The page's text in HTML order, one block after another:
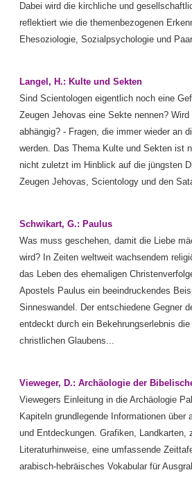
Dabei wird die kirchliche und
reflektiert wie die themenbezogenen
Ehesoziologie, Sozialpsychologie und
Langel, H.: Kulte und Sekten
Sind Scientologen eigentlich noch eine
Zeugen Jehovas eine Sekte nennen?
abhängig? - Fragen, die immer wieder an
werden. Das Thema Kulte und Sekten ist
nicht zuletzt im Hinblick auf die jüngsten
Zeugen Jehovas, Scientology und den
Schwikart, G.: Paulus
Was muss geschehen, damit die Liebe
wird? In Zeiten weltweit wachsendem
das Leben des ehemaligen
Apostels Paulus ein beeindruckendes
Sinneswandel. Der entschiedene Gegner
entdeckt durch ein Bekehrungserlebnis
christlichen Glaubens...
Vieweger, D.: Archäologie der
Viewegers Einleitung in die Archäologie
Kapiteln grundlegende Informationen über
und Entdeckungen. Grafiken, Landkarten,
Literaturhinweise, eine umfassende
arabisch-hebräisches Vokabular für